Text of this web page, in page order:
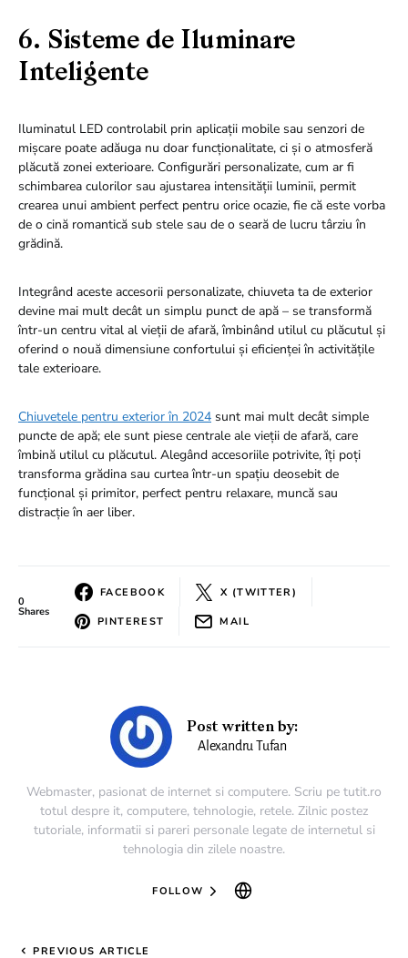
6. Sisteme de Iluminare
Inteligente
Iluminatul LED controlabil prin aplicații mobile sau senzori de
mișcare poate adăuga nu doar funcționalitate, ci și o atmosferă
plăcută zonei exterioare. Configurări personalizate, cum ar fi
schimbarea culorilor sau ajustarea intensității luminii, permit
crearea unui ambient perfect pentru orice ocazie, fie că este vorba
de o cină romantică sub stele sau de o seară de lucru târziu în
grădină.
Integrând aceste accesorii personalizate, chiuveta ta de exterior
devine mai mult decât un simplu punct de apă – se transformă
într-un centru vital al vieții de afară, îmbinând utilul cu plăcutul și
oferind o nouă dimensiune confortului și eficienței în activitățile
tale exterioare.
Chiuvetele pentru exterior în 2024 sunt mai mult decât simple
puncte de apă; ele sunt piese centrale ale vieții de afară, care
îmbină utilul cu plăcutul. Alegând accesoriile potrivite, îți poți
transforma grădina sau curtea într-un spațiu deosebit de
funcțional și primitor, perfect pentru relaxare, muncă sau
distracție în aer liber.
0
Shares
FACEBOOK X (TWITTER)
PINTEREST MAIL
Post written by:
Alexandru Tufan
Webmaster, pasionat de internet si computere. Scriu pe tutit.ro
totul despre it, computere, tehnologie, retele. Zilnic postez
tutoriale, informatii si pareri personale legate de internetul si
tehnologia din zilele noastre.
FOLLOW
PREVIOUS ARTICLE